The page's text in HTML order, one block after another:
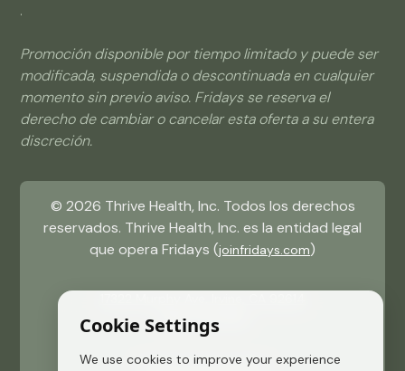
.
Promoción disponible por tiempo limitado y puede ser
modificada, suspendida o descontinuada en cualquier
momento sin previo aviso. Fridays se reserva el
derecho de cambiar o cancelar esta oferta a su entera
discreción.
© 2026 Thrive Health, Inc. Todos los derechos
reservados. Thrive Health, Inc. es la entidad legal
que opera Fridays (joinfridays.com)
(484) 715 9081
Política de Privacidad
Cookie Settings
We use cookies to improve your experience